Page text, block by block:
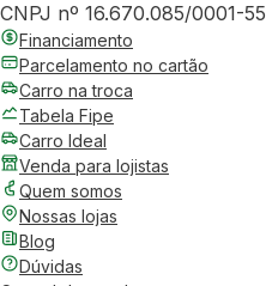
CNPJ nº 16.670.085/0001-55
Financiamento
Parcelamento no cartão
Carro na troca
Tabela Fipe
Carro Ideal
Venda para lojistas
Quem somos
Nossas lojas
Blog
Dúvidas